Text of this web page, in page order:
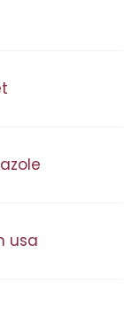
usa